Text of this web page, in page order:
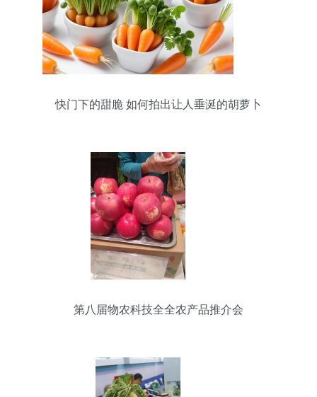
快门下的甜脆 如何拍出让人垂涎的胡萝卜
第八届物农科技全全农产品推介会